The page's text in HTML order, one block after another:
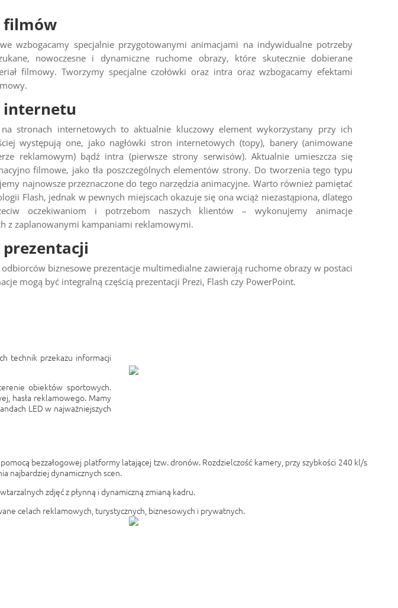
filmów
wzbogacamy specjalnie przygotowanymi animacjami na indywidualne potrzeby
nowoczesne i dynamiczne ruchome obrazy, które skutecznie dobierane
filmowy. Tworzymy specjalne czołówki oraz intra oraz wzbogacamy efektami
internetu
na stronach internetowych to aktualnie kluczowy element wykorzystany przy ich
występują one, jako nagłówki stron internetowych (topy), banery (animowane
reklamowym) bądź intra (pierwsze strony serwisów). Aktualnie umieszcza się
filmowe, jako tła poszczególnych elementów strony. Do tworzenia tego typu
najnowsze przeznaczone do tego narzędzia animacyjne. Warto również pamiętać
Flash, jednak w pewnych miejscach okazuje się ona wciąż niezastąpiona, dlatego
oczekiwaniom i potrzebom naszych klientów – wykonujemy animacje
z zaplanowanymi kampaniami reklamowymi.
odbiorców biznesowe prezentacje multimedialne zawierają ruchome obrazy w postaci
mogą być integralną częścią prezentacji Prezi, Flash czy PowerPoint.
technik przekazu informacji
obiektów sportowych.
hasła reklamowego. Mamy
LED w najważniejszych
bezzałogowej platformy latającej tzw. dronów. Rozdzielczość kamery, przy szybkości 240 kl/s
najbardziej dynamicznych scen.
zdjęć z płynną i dynamiczną zmianą kadru.
celach reklamowych, turystycznych, biznesowych i prywatnych.